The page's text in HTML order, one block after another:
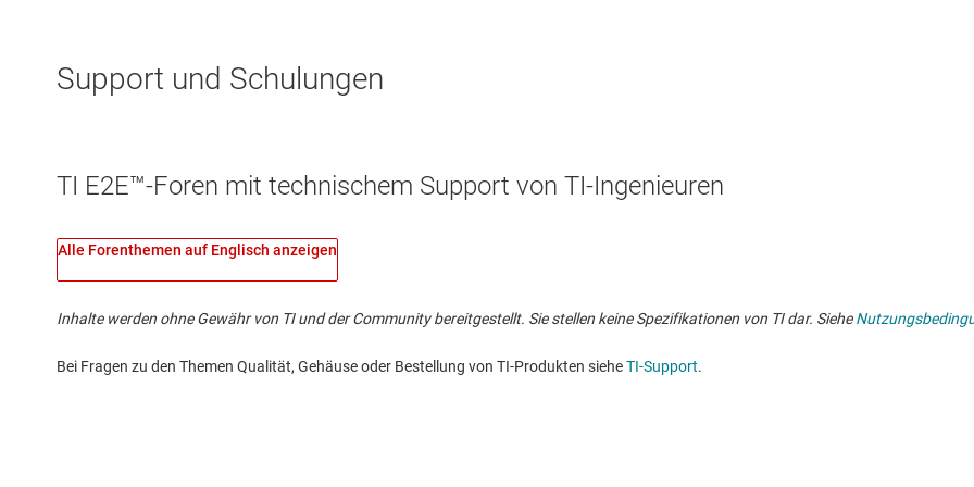
Support und Schulungen
TI E2E™-Foren mit technischem Support von TI-Ingenieuren
Alle Forenthemen auf Englisch anzeigen
Inhalte werden ohne Gewähr von TI und der Community bereitgestellt. Sie stellen keine Spezifikationen von TI dar. Siehe
Bei Fragen zu den Themen Qualität, Gehäuse oder Bestellung von TI-Produkten sieheTI-Support. ​​​​​​​​​​​​​​